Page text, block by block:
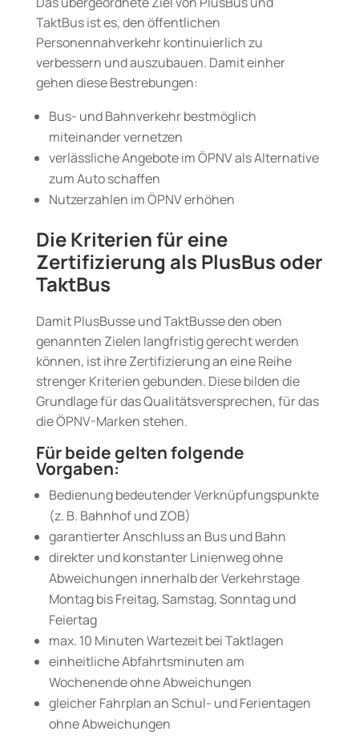
TaktBus ist es, den öffentlichen
Personennahverkehr kontinuierlich zu
verbessern und auszubauen. Damit einher
gehen diese Bestrebungen:
Bus- und Bahnverkehr bestmöglich
miteinander vernetzen
verlässliche Angebote im ÖPNV als Alternative
zum Auto schaffen
Nutzerzahlen im ÖPNV erhöhen
Die Kriterien für eine
Zertifizierung als PlusBus oder
TaktBus
Damit PlusBusse und TaktBusse den oben
genannten Zielen langfristig gerecht werden
können, ist ihre Zertifizierung an eine Reihe
strenger Kriterien gebunden. Diese bilden die
Grundlage für das Qualitätsversprechen, für das
die ÖPNV-Marken stehen.
Für beide gelten folgende
Vorgaben:
Bedienung bedeutender Verknüpfungspunkte
(z. B. Bahnhof und ZOB)
garantierter Anschluss an Bus und Bahn
direkter und konstanter Linienweg ohne
Abweichungen innerhalb der Verkehrstage
Montag bis Freitag, Samstag, Sonntag und
Feiertag
max. 10 Minuten Wartezeit bei Taktlagen
einheitliche Abfahrtsminuten am
Wochenende ohne Abweichungen
gleicher Fahrplan an Schul- und Ferientagen
ohne Abweichungen